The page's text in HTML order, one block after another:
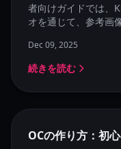
者向けガイドでは、
オを通じて、参考画
像を生成する方法を
Dec 09, 2025
続きを読む
OCの作り方：初